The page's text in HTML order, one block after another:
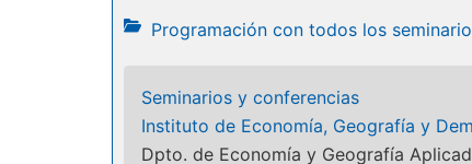
Programación con todos los
Seminarios y conferencias
Instituto de Economía, Geografía y
Dpto. de Economía y Geografía